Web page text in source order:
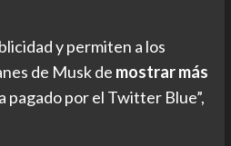
y permiten a los
de Musk de mostrar más
pagado por el Twitter Blue”,